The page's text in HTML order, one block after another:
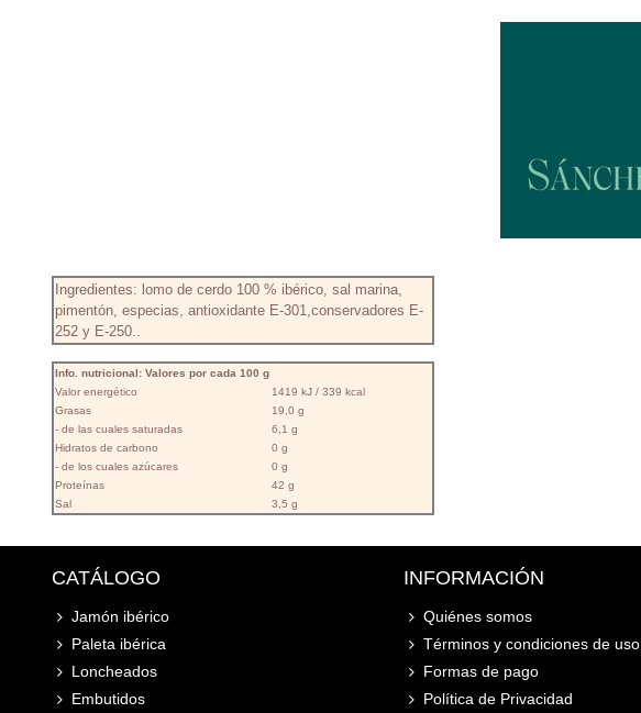
Ingredientes: lomo de cerdo 100 % ibérico, sal marina,
pimentón, especias, antioxidante E-301,conservadores E-
252 y E-250..
Info. nutricional: Valores por cada 100 g
Valor energético
1419 kJ / 339 kcal
Grasas
19,0 g
- de las cuales saturadas
6,1 g
Hidratos de carbono
0 g
- de los cuales azúcares
0 g
Proteínas
42 g
Sal
3,5 g
CATÁLOGO
Jamón ibérico
Paleta ibérica
Loncheados
Embutidos
INFORMACIÓN
Quiénes somos
Términos y condiciones de uso
Formas de pago
Política de Privacidad